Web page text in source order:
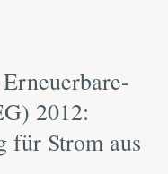
2012:
für Strom aus